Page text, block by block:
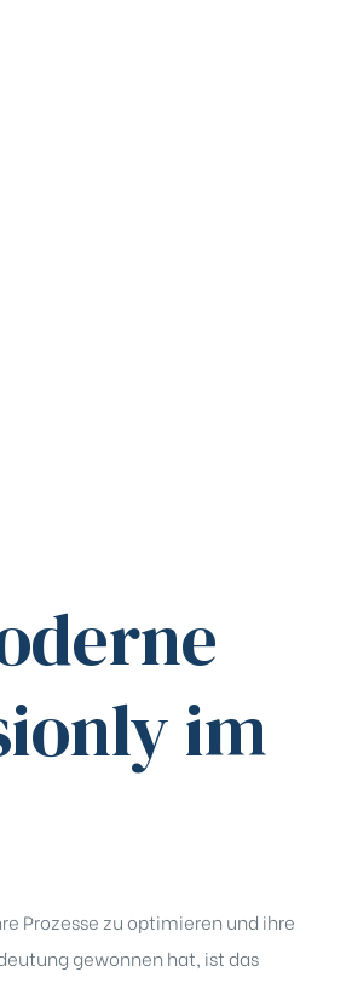
im
Prozesse zu optimieren und ihre
gewonnen hat, ist das